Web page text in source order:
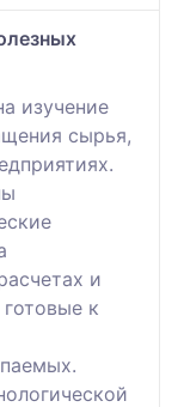
изучение
сырья,
и
к